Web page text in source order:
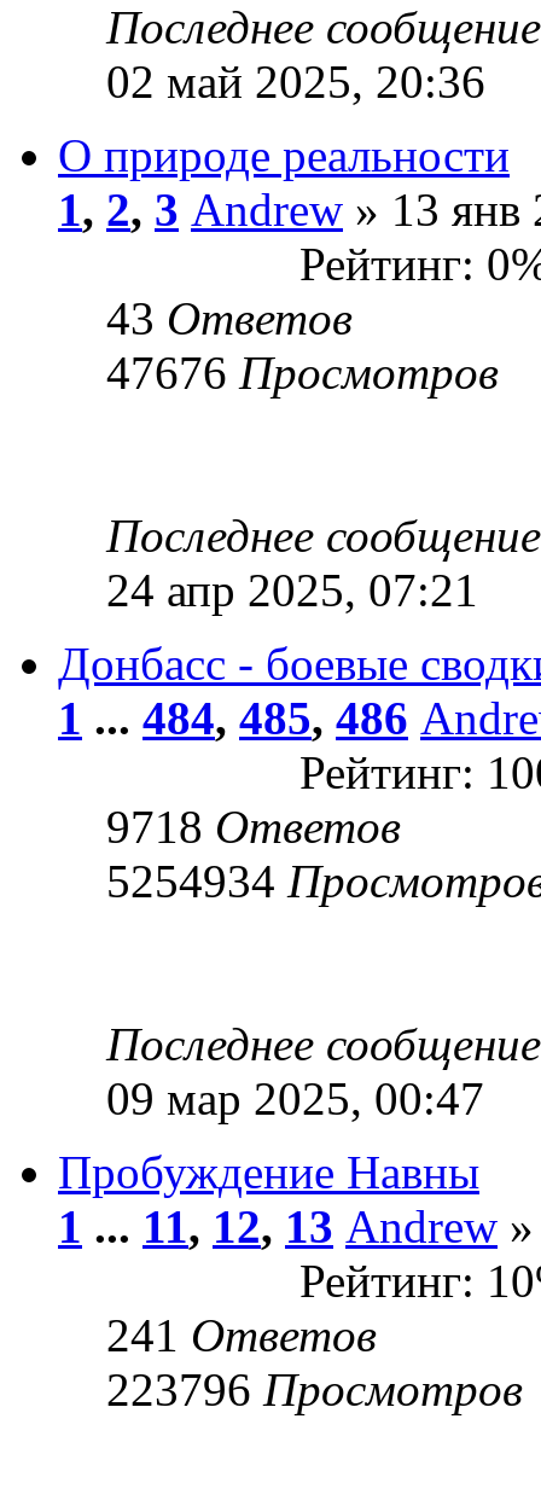
Последнее
02 май 2025, 20:36
О природе реальности
1, 2, 3 Andrew » 13 янв
Рейтинг:
43 Ответов
47676 Просмотров
Последнее
24 апр 2025, 07:21
Донбасс - боевые
1 ... 484, 485, 486
Рейтинг:
9718 Ответов
5254934
Последнее
09 мар 2025, 00:47
Пробуждение Навны
1 ... 11, 12, 13 Andrew
Рейтинг:
241 Ответов
223796 Просмотров